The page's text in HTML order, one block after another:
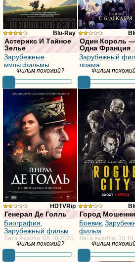
Blu-Ray
из 10,
голосов:70
Астерикс И Тайное
Зелье
Зарубежные
мультфильмы,
Комедия
Дата выхода: 17.01.2019
из
10,
голосов:17
Один Король —
Одна Франция
Зарубежный
драма
Дата выхода:
Фильм похожий?
HDTVRip
из
10,
голосов:20
Генерал Де Голль
Биография,
Зарубежный фильм
Дата выхода: 08.10.2020
Фильм
из
10,
голосов:105
Город
Боевик,
фильм
Дата выхода:
Фильм похожий? Фильм